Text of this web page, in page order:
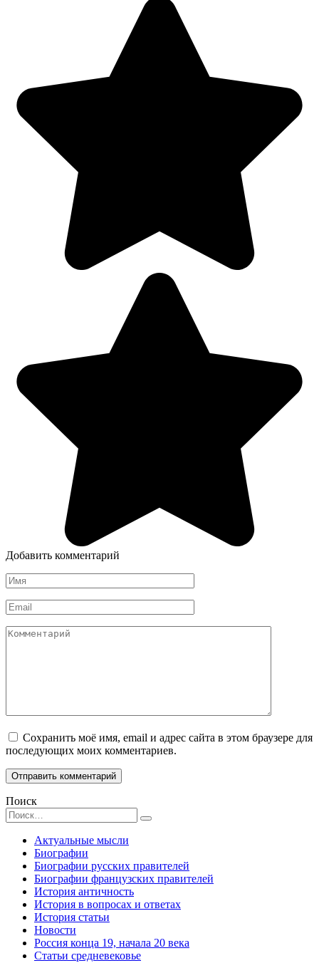
Добавить комментарий
Имя
Email
Комментарий
Сохранить моё имя, email и адрес сайта в этом браузере для
последующих моих комментариев.
Поиск
Search
for:
Актуальные мысли
Биографии
Биографии русских правителей
Биографии французских правителей
История античность
История в вопросах и ответах
История статьи
Новости
Россия конца 19, начала 20 века
Статьи средневековье